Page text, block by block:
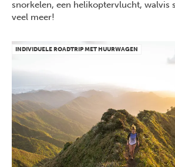
snorkelen, een helikoptervlucht, walvis
veel meer!
INDIVIDUELE ROADTRIP MET HUURWAGEN